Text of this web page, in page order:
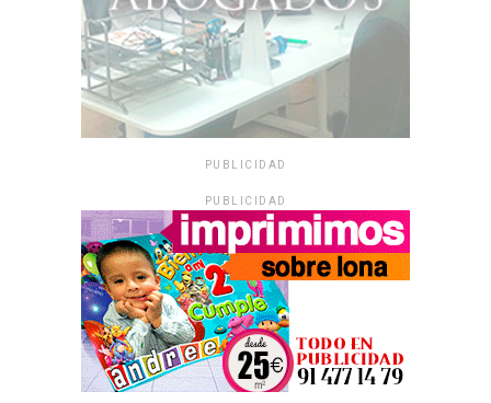
PUBLICIDAD
PUBLICIDAD